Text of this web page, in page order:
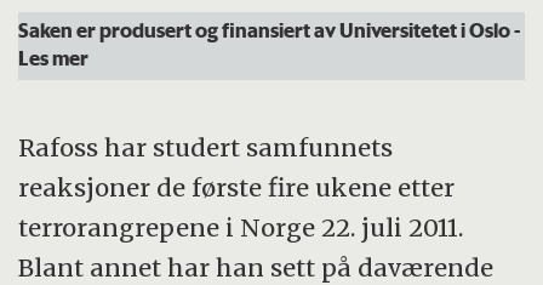
Saken er produsert og finansiert av Universitetet i Oslo-
Les mer
Rafoss har studert samfunnets
reaksjoner de første fire ukene etter
terrorangrepene i Norge 22. juli 2011.
Blant annet har han sett på daværende